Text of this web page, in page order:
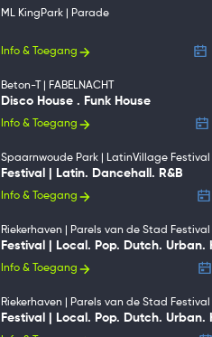
ML KingPark | Parade
Info & Toegang
Beton-T | FABELNACHT
Disco House . Funk House
Info & Toegang
Spaarnwoude Park | LatinVillage Festival
Festival | Latin. Dancehall. R&B
Info & Toegang
Riekerhaven | Parels van de Stad Festival
Festival | Local. Pop. Dutch. Urban.
Info & Toegang
Riekerhaven | Parels van de Stad Festival
Festival | Local. Pop. Dutch. Urban.